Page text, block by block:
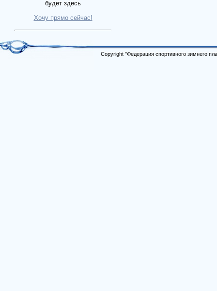
будет здесь
Хочу прямо сейчас!
Copyright "Федерация спортивного зимнего